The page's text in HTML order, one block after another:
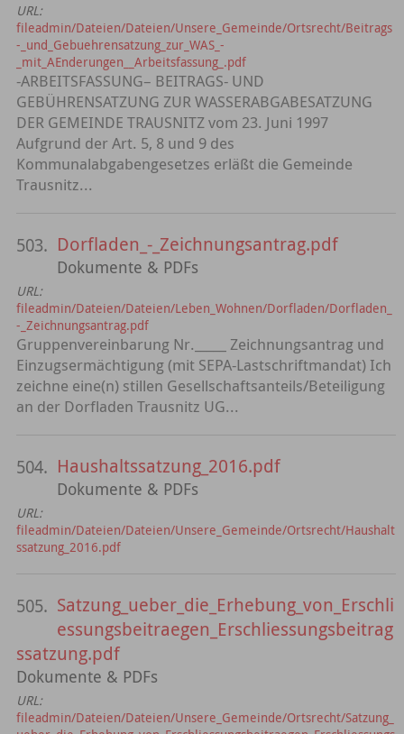
URL:
fileadmin/Dateien/Dateien/Unsere_Gemeinde/Ortsrecht/Beitrags
-_und_Gebuehrensatzung_zur_WAS_-
_mit_AEnderungen__Arbeitsfassung_.pdf
-ARBEITSFASSUNG– BEITRAGS- UND
GEBÜHRENSATZUNG ZUR WASSERABGABESATZUNG
DER GEMEINDE TRAUSNITZ vom 23. Juni 1997
Aufgrund der Art. 5, 8 und 9 des
Kommunalabgabengesetzes erläßt die Gemeinde
Trausnitz...
503. Dorfladen_-_Zeichnungsantrag.pdf
Dokumente & PDFs
URL:
fileadmin/Dateien/Dateien/Leben_Wohnen/Dorfladen/Dorfladen_
-_Zeichnungsantrag.pdf
Gruppenvereinbarung Nr._____ Zeichnungsantrag und
Einzugsermächtigung (mit SEPA-Lastschriftmandat) Ich
zeichne eine(n) stillen Gesellschaftsanteils/Beteiligung
an der Dorfladen Trausnitz UG...
504. Haushaltssatzung_2016.pdf
Dokumente & PDFs
URL:
fileadmin/Dateien/Dateien/Unsere_Gemeinde/Ortsrecht/Haushalt
ssatzung_2016.pdf
505. Satzung_ueber_die_Erhebung_von_Erschli
essungsbeitraegen_Erschliessungsbeitrag
ssatzung.pdf
Dokumente & PDFs
URL:
fileadmin/Dateien/Dateien/Unsere_Gemeinde/Ortsrecht/Satzung_